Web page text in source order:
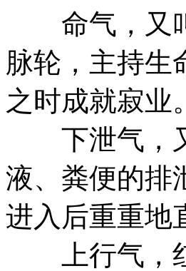
命气，又叫
脉轮，主持生
之时成就寂业。
下泄气，又
液、粪便的排
进入后重重地
上行气，红